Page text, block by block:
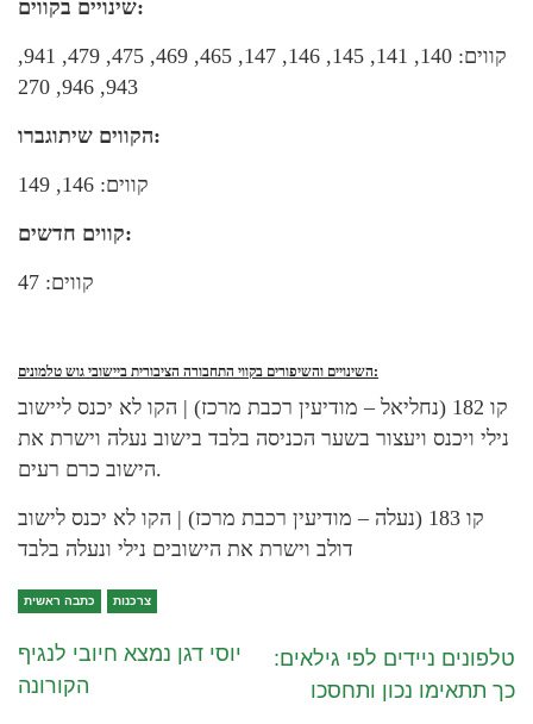
שינויים בקווים:
קווים: 140, 141, 145, 146, 147, 465, 469, 475, 479, 941,
943, 946, 270
הקווים שיתוגברו:
קווים: 146, 149
קווים חדשים:
קווים: 47
השינויים והשיפורים בקווי התחבורה הציבורית ביישובי גוש טלמונים:
קו 182 (נחליאל – מודיעין רכבת מרכז) | הקו לא יכנס ליישוב
נילי ויכנס ויעצור בשער הכניסה בלבד בישוב נעלה וישרת את
הישוב כרם רעים.
קו 183 (נעלה – מודיעין רכבת מרכז) | הקו לא יכנס לישוב
דולב וישרת את הישובים נילי ונעלה בלבד
כתבה ראשית צרכנות
יוסי דגן נמצא חיובי לנגיף
הקורונה
טלפונים ניידים לפי גילאים:
כך תתאימו נכון ותחסכו